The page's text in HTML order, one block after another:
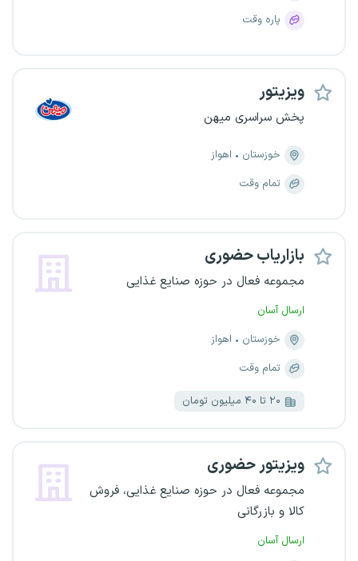
پاره وقت
ویزیتور
پخش سراسری میهن
خوزستان
اهواز
تمام وقت
بازاریاب حضوری
مجموعه فعال در حوزه صنایع غذایی
ارسال آسان
خوزستان
اهواز
تمام وقت
۲۰ تا ۴۰ میلیون تومان
ویزیتور حضوری
مجموعه فعال در حوزه صنایع غذایی، فروش
کالا و بازرگانی
ارسال آسان